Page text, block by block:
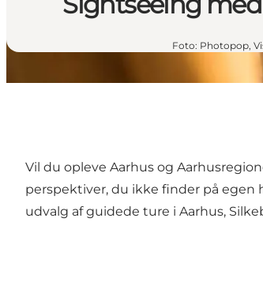
Foto: Photopop,
Vil du opleve Aarhus og
perspektiver, du ikke finder på egen
udvalg af guidede ture i Aarhus,